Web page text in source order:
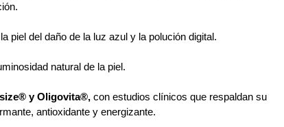
piel del daño de la luz azul y la polución digital.
natural de la piel.
y Oligovita®, con estudios clínicos que respaldan su
antioxidante y energizante.